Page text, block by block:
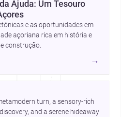
Ajuda: Um Tesouro
e as oportunidades em
açoriana rica em história e
construção.
→
turn, a sensory-rich
and a serene hideaway